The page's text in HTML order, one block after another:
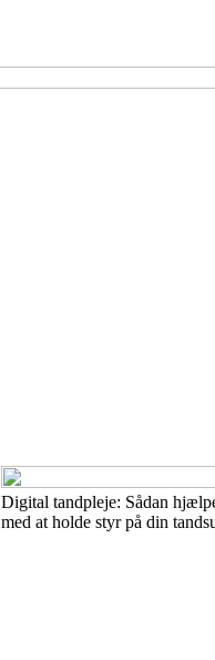
Digital tandpleje: Sådan
med at holde styr på din